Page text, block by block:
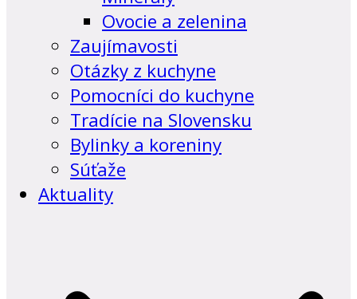
Ovocie a zelenina
Zaujímavosti
Otázky z kuchyne
Pomocníci do kuchyne
Tradície na Slovensku
Bylinky a koreniny
Súťaže
Aktuality